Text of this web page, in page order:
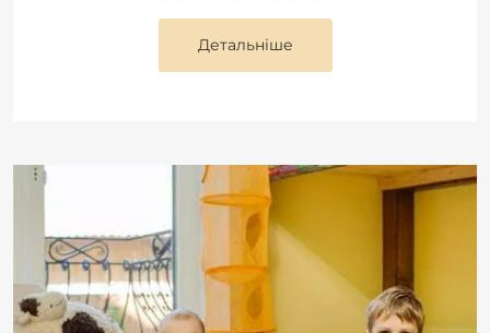
Детальніше